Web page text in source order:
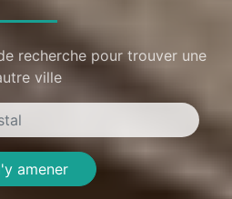
recherche pour trouver une
ville
amener